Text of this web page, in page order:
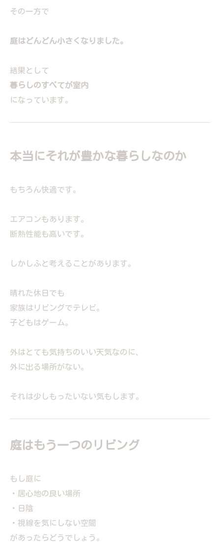
その一方で
庭はどんどん小さくなりました。
結果として
暮らしのすべてが室内
になっています。
本当にそれが豊かな暮らしなのか
もちろん快適です。
エアコンもあります。
断熱性能も高いです。
しかしふと考えることがあります。
晴れた休日でも
家族はリビングでテレビ。
子どもはゲーム。
外はとても気持ちのいい天気なのに、
外に出る場所がない。
それは少しもったいない気もします。
庭はもう一つのリビング
もし庭に
・居心地の良い場所
・日陰
・視線を気にしない空間
があったらどうでしょう。